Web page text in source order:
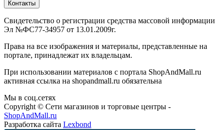
Контакты
Свидетельство о регистрации средства массовой информации
Эл №ФС77-34957 от 13.01.2009г.
Права на все изображения и материалы, представленные на
портале, принадлежат их владельцам.
При использовании материалов с портала ShopAndMall.ru
активная ссылка на shopandmall.ru обязательна
Мы в соц.сетях
Copyright © Сети магазинов и торговые центры -
ShopAndMall.ru
Разработка сайта Lexbond